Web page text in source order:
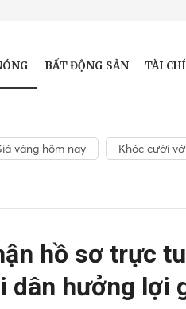
BẤT ĐỘNG SẢN TÀI
vàng hôm nay Khóc cười
hồ sơ trực
dân hưởng lợi